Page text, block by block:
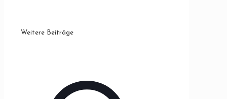
Weitere Beiträge